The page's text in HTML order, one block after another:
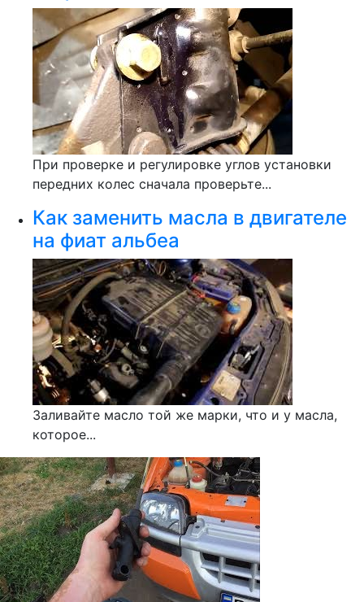
При проверке и регулировке углов установки
передних колес сначала проверьте...
Как заменить масла в двигателе
на фиат альбеа
Заливайте масло той же марки, что и у масла,
которое...